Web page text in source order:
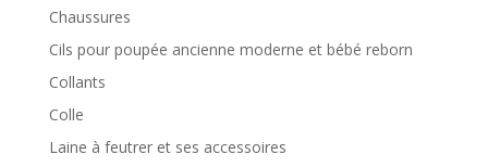
Chaussures
Cils pour poupée ancienne moderne et bébé reborn
Collants
Colle
Laine à feutrer et ses accessoires